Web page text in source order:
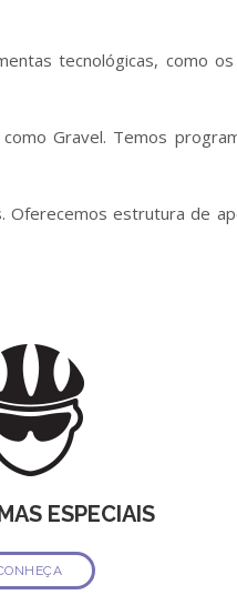
tecnológicas, como
Gravel. Temos
estrutura de
ESPECIAIS